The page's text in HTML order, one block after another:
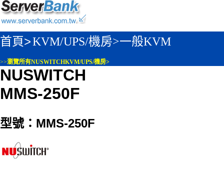
首頁>KVM/UPS/機房>一般KVM
>>瀏覽所有NUSWITCHKVM/UPS/機房>
NUSWITCH
MMS-250F
型號：MMS-250F